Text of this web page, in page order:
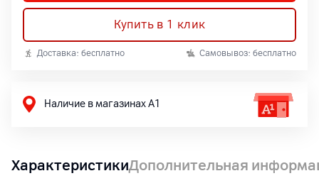
Купить в 1 клик
Доставка: бесплатно Самовывоз: бесплатно
Наличие в магазинах А1
ХарактеристикиДополнительная